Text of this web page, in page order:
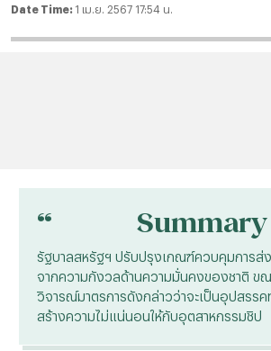
Date Time: 1 เม.ย. 2567 17:54 น.
“ Summary
รัฐบาลสหรัฐฯ ปรับปรุงเกณฑ์ควบคุมการส่
จากความกังวลด้านความมั่นคงของชาติ ข
วิจารณ์มาตรการดังกล่าวว่าจะเป็นอุปสรรค
สร้างความไม่แน่นอนให้กับอุตสาหกรรมชิป